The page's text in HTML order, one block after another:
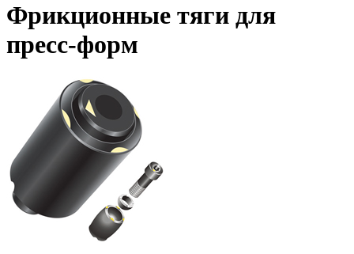
Фрикционные тяги для
пресс-форм